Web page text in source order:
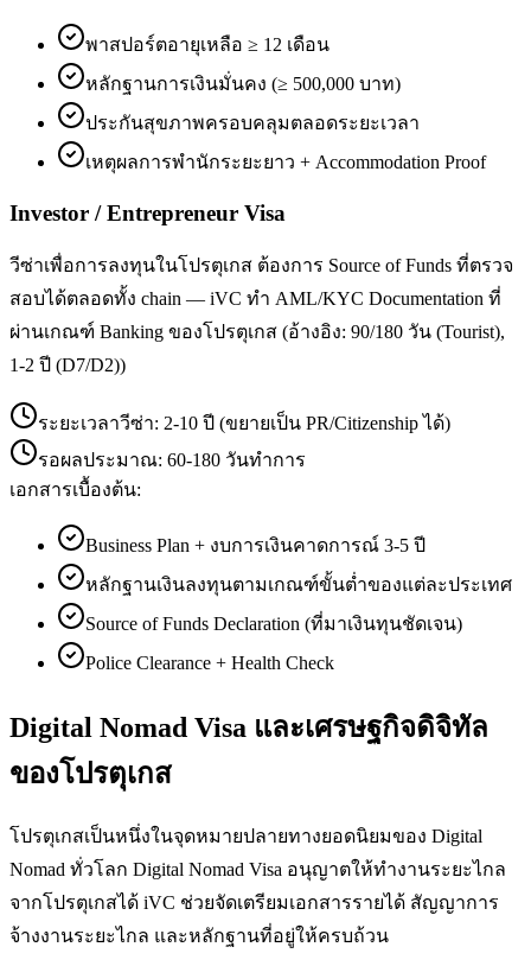
พาสปอร์ตอายุเหลือ ≥ 12 เดือน
หลักฐานการเงินมั่นคง (≥ 500,000 บาท)
ประกันสุขภาพครอบคลุมตลอดระยะเวลา
เหตุผลการพำนักระยะยาว + Accommodation Proof
Investor / Entrepreneur Visa
วีซ่าเพื่อการลงทุนในโปรตุเกส ต้องการ Source of Funds ที่ตรวจ
สอบได้ตลอดทั้ง chain — iVC ทำ AML/KYC Documentation ที่
ผ่านเกณฑ์ Banking ของโปรตุเกส (อ้างอิง: 90/180 วัน (Tourist),
1-2 ปี (D7/D2))
ระยะเวลาวีซ่า: 2-10 ปี (ขยายเป็น PR/Citizenship ได้)
รอผลประมาณ: 60-180 วันทำการ
เอกสารเบื้องต้น:
Business Plan + งบการเงินคาดการณ์ 3-5 ปี
หลักฐานเงินลงทุนตามเกณฑ์ขั้นต่ำของแต่ละประเทศ
Source of Funds Declaration (ที่มาเงินทุนชัดเจน)
Police Clearance + Health Check
Digital Nomad Visa และเศรษฐกิจดิจิทัล
ของโปรตุเกส
โปรตุเกสเป็นหนึ่งในจุดหมายปลายทางยอดนิยมของ Digital
Nomad ทั่วโลก Digital Nomad Visa อนุญาตให้ทำงานระยะไกล
จากโปรตุเกสได้ iVC ช่วยจัดเตรียมเอกสารรายได้ สัญญาการ
จ้างงานระยะไกล และหลักฐานที่อยู่ให้ครบถ้วน